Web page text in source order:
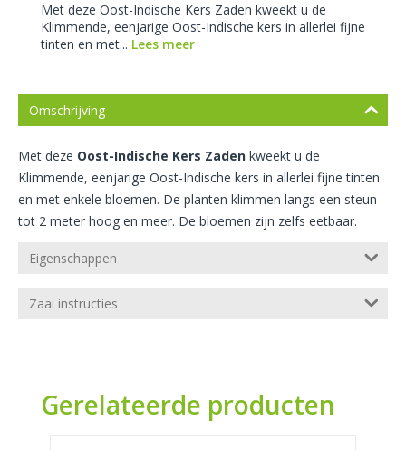
Met deze Oost-Indische Kers Zaden kweekt u de
Klimmende, eenjarige Oost-Indische kers in allerlei fijne
tinten en met... Lees meer
Omschrijving
Met deze Oost-Indische Kers Zaden kweekt u de
Klimmende, eenjarige Oost-Indische kers in allerlei fijne tinten
en met enkele bloemen. De planten klimmen langs een steun
tot 2 meter hoog en meer. De bloemen zijn zelfs eetbaar.
Eigenschappen
Zaai instructies
Gerelateerde producten